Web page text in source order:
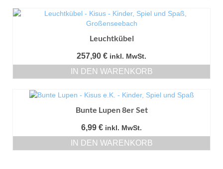
Produkt
weist
Varianten
Optionen
auf
Produktseite
werden
Leuchtkübel
257,90 € inkl. MwSt.
IN DEN WARENKORB
Bunte Lupen 8er Set
6,99 € inkl. MwSt.
IN DEN WARENKORB